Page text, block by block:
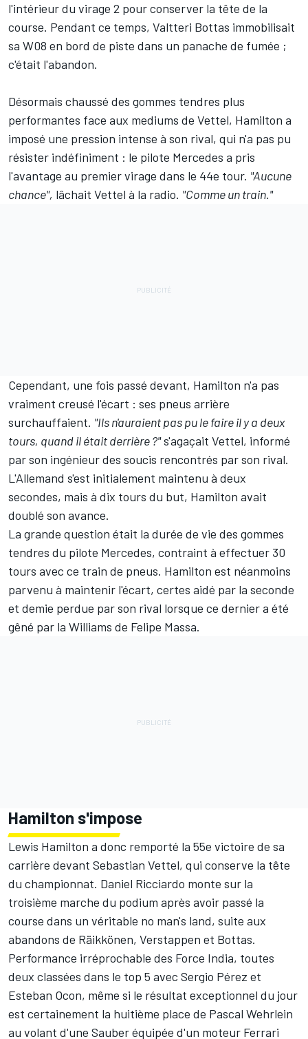
l'intérieur du virage 2 pour conserver la tête de la
course. Pendant ce temps, Valtteri Bottas immobilisait
sa W08 en bord de piste dans un panache de fumée ;
c'était l'abandon.
Désormais chaussé des gommes tendres plus
performantes face aux mediums de Vettel, Hamilton a
imposé une pression intense à son rival, qui n'a pas pu
résister indéfiniment : le pilote Mercedes a pris
l'avantage au premier virage dans le 44e tour. "Aucune
chance", lâchait Vettel à la radio. "Comme un train."
Cependant, une fois passé devant, Hamilton n'a pas
vraiment creusé l'écart : ses pneus arrière
surchauffaient. "Ils n'auraient pas pu le faire il y a deux
tours, quand il était derrière ?"s'agaçait Vettel, informé
par son ingénieur des soucis rencontrés par son rival.
L'Allemand s'est initialement maintenu à deux
secondes, mais à dix tours du but, Hamilton avait
doublé son avance.
La grande question était la durée de vie des gommes
tendres du pilote Mercedes, contraint à effectuer 30
tours avec ce train de pneus. Hamilton est néanmoins
parvenu à maintenir l'écart, certes aidé par la seconde
et demie perdue par son rival lorsque ce dernier a été
gêné par la Williams de Felipe Massa.
Hamilton s'impose
Lewis Hamilton a donc remporté la 55e victoire de sa
carrière devant Sebastian Vettel, qui conserve la tête
du championnat. Daniel Ricciardo monte sur la
troisième marche du podium après avoir passé la
course dans un véritable no man's land, suite aux
abandons de Räikkönen, Verstappen et Bottas.
Performance irréprochable des Force India, toutes
deux classées dans le top 5 avec Sergio Pérez et
Esteban Ocon, même si le résultat exceptionnel du jour
est certainement la huitième place de Pascal Wehrlein
au volant d'une Sauber équipée d'un moteur Ferrari